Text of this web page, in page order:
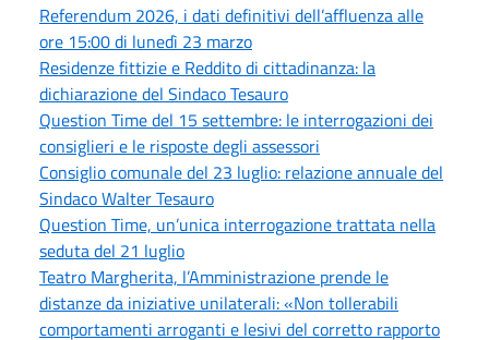
Referendum 2026, i dati definitivi dell’affluenza alle
ore 15:00 di lunedì 23 marzo
Residenze fittizie e Reddito di cittadinanza: la
dichiarazione del Sindaco Tesauro
Question Time del 15 settembre: le interrogazioni dei
consiglieri e le risposte degli assessori
Consiglio comunale del 23 luglio: relazione annuale del
Sindaco Walter Tesauro
Question Time, un’unica interrogazione trattata nella
seduta del 21 luglio
Teatro Margherita, l’Amministrazione prende le
distanze da iniziative unilaterali: «Non tollerabili
comportamenti arroganti e lesivi del corretto rapporto